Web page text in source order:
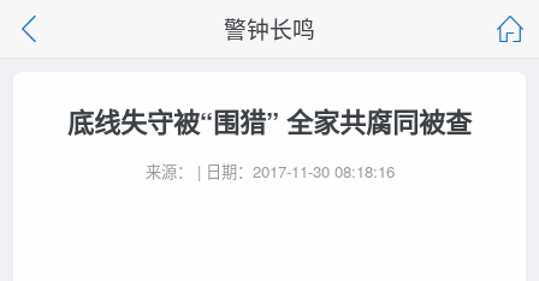
警钟长鸣
底线失守被“围猎” 全家共腐同被查
来源： | 日期：2017-11-30 08:18:16